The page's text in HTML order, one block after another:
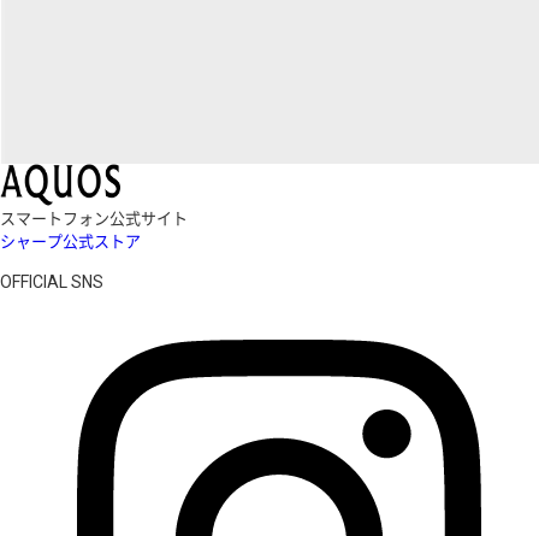
スマートフォン公式サイト
シャープ公式ストア
OFFICIAL SNS